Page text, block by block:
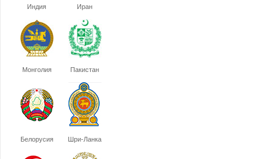
Индия Иран
Монголия Пакистан
Белорусия Шри-Ланка